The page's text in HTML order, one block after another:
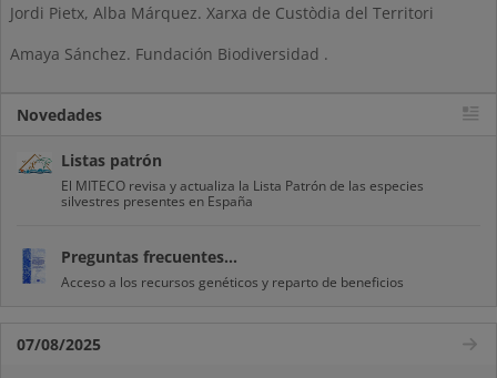
Jordi Pietx, Alba Márquez. Xarxa de Custòdia del Territori
Amaya Sánchez. Fundación Biodiversidad .
Novedades
Listas patrón
El MITECO revisa y actualiza la Lista Patrón de las especies
silvestres presentes en España
Preguntas frecuentes...
Acceso a los recursos genéticos y reparto de beneficios
07/08/2025